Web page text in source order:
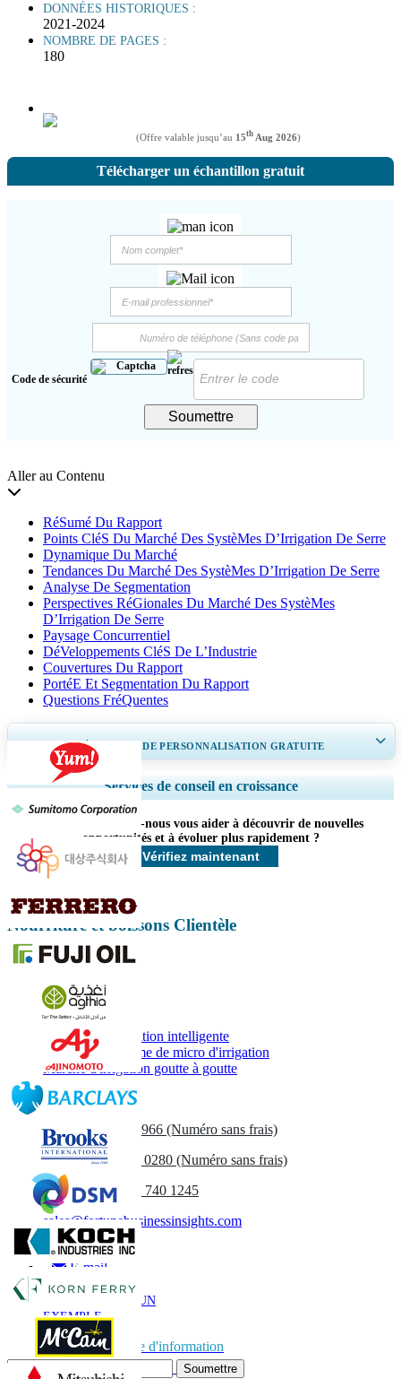
DONNÉES HISTORIQUES :
2021-2024
NOMBRE DE PAGES :
180
(Offre valable jusqu’au 15th Aug 2026)
Télécharger un échantillon gratuit
Code de sécurité
Soumettre
Aller au Contenu
RéSumé Du Rapport
Points CléS Du Marché Des SystèMes D’Irrigation De Serre
Dynamique Du Marché
Tendances Du Marché Des SystèMes D’Irrigation De Serre
Analyse De Segmentation
Perspectives RéGionales Du Marché Des SystèMes
D’Irrigation De Serre
Paysage Concurrentiel
DéVeloppements CléS De L’Industrie
Couvertures Du Rapport
PortéE Et Segmentation Du Rapport
Questions FréQuentes
OBTENEZ 30 À 60 DE PERSONNALISATION GRATUITE
Ampliar a cobertura regional e por país, Análise de segmentos, Perfis de
empresas, Benchmarking competitivo, e insights sobre o usuário final.
Personnaliser maintenant
Services de conseil en croissance
Comment pouvons-nous vous aider à découvrir de nouvelles
opportunités et à évoluer plus rapidement ?
Vérifiez maintenant
Nourriture et boissons Clientèle
Rapports associés
Marché de l'irrigation intelligente
Marché du système de micro d'irrigation
Marché d'irrigation goutte à goutte
Contactez-nous
US
+1 833 909 2966 (Numéro sans frais)
UK+44 808 502 0280 (Numéro sans frais)
(APAC) +91 744 740 1245
sales@fortunebusinessinsights.com
Appel
E-mail
TÉLÉCHARGER UN
EXEMPLE
Abonnez-vous à la lettre d'information
Soumettre